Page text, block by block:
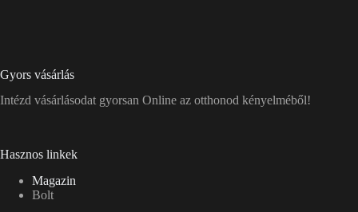
Gyors vásárlás
Intézd vásárlásodat gyorsan Online az otthonod kényelméből!
Hasznos linkek
Magazin
Bolt